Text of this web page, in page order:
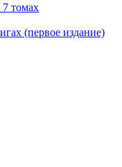
томах